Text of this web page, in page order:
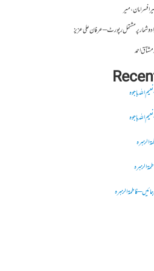
و شمار پر مشتمل رپورٹ – عرفان علی عزیز
احمد
اللہ باجوہ
اللہ باجوہ
– فاطمۃالزہرہ